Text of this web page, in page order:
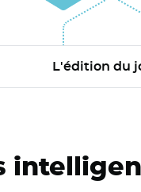
L'édition du